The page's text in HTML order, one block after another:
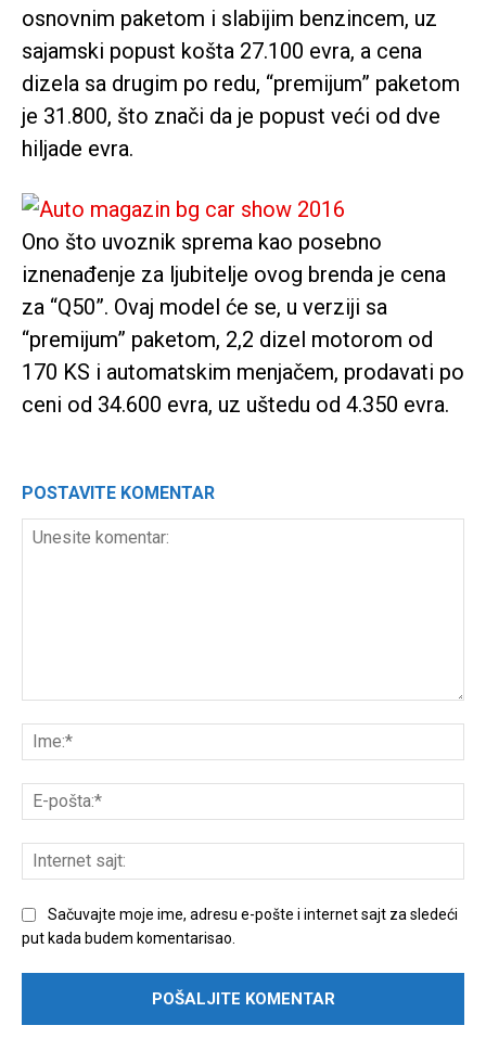
osnovnim paketom i slabijim benzincem, uz
sajamski popust košta 27.100 evra, a cena
dizela sa drugim po redu, “premijum” paketom
je 31.800, što znači da je popust veći od dve
hiljade evra.
Ono što uvoznik sprema kao posebno
iznenađenje za ljubitelje ovog brenda je cena
za “Q50”. Ovaj model će se, u verziji sa
“premijum” paketom, 2,2 dizel motorom od
170 KS i automatskim menjačem, prodavati po
ceni od 34.600 evra, uz uštedu od 4.350 evra.
POSTAVITE KOMENTAR
komentar:
Sačuvajte moje ime, adresu e-pošte i internet sajt za sledeći
put kada budem komentarisao.